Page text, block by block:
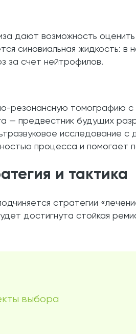
дают возможность
синовиальная жидкость: в
за счет нейтрофилов.
резонансную томографию
— предвестник будущих
исследование с
процесса и
и тактика
стратегии
достигнута стойкая
выбора